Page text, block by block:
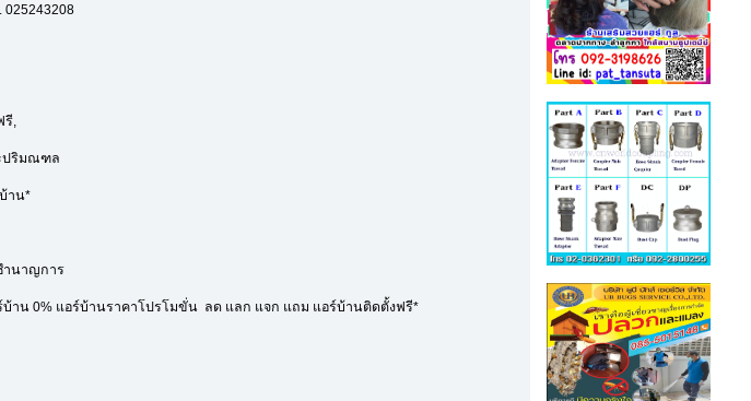
025243208
,
ปริมณฑล
าน*
ำนาญการ
าน 0% แอร์บ้านราคาโปรโมขั่น ลด แลก แจก แถม แอร์บ้านติดตั้งฟรี*